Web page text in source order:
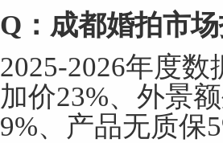
Q ：成都婚拍市
2025-2026年度
加价23%、外景
9%、产品无质保